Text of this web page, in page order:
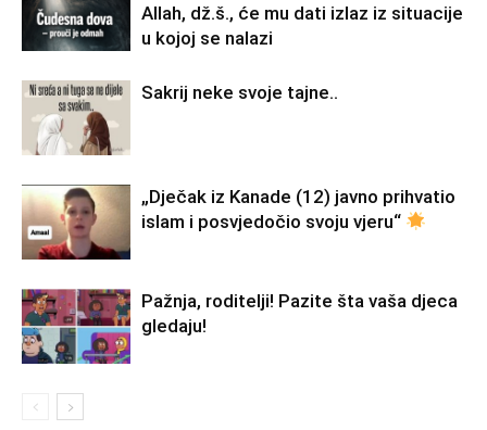
Allah, dž.š., će mu dati izlaz iz situacije
u kojoj se nalazi
Sakrij neke svoje tajne..
„Dječak iz Kanade (12) javno prihvatio
islam i posvjedočio svoju vjeru“
Pažnja, roditelji! Pazite šta vaša djeca
gledaju!